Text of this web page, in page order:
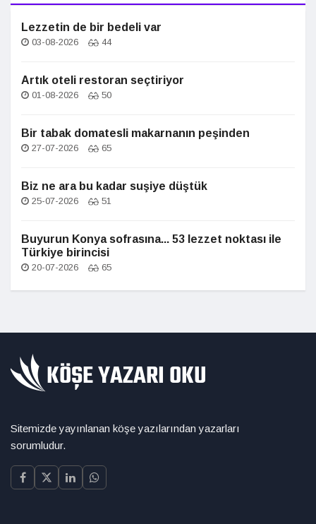
Lezzetin de bir bedeli var
03-08-2026 44
Artık oteli restoran seçtiriyor
01-08-2026 50
Bir tabak domatesli makarnanın peşinden
27-07-2026 65
Biz ne ara bu kadar suşiye düştük
25-07-2026 51
Buyurun Konya sofrasına... 53 lezzet noktası ile
Türkiye birincisi
20-07-2026 65
Sitemizde yayınlanan köşe yazılarından yazarları
sorumludur.